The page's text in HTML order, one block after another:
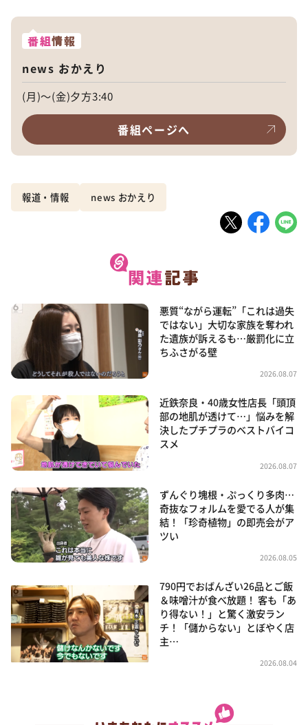
番組情報
news おかえり
(月)～(金)夕方3:40
番組ページへ
報道・情報 news おかえり
悪質“ながら運転”「これは過失
ではない」大切な家族を奪われ
た遺族が訴えるも…厳罰化に立
ちふさがる壁
2026.08.07
近鉄奈良・40歳女性店長「頭頂
部の地肌が透けて…」悩みを解
決したプチプラのベストバイコ
スメ
2026.08.07
ずんぐり塊根・ぷっくり多肉…
奇抜なフォルムを愛でる人が集
結！「珍奇植物」の即売会がア
ツい
2026.08.05
790円でおばんざい26品とご飯
＆味噌汁が食べ放題！ 客も「あ
り得ない！」と驚く激安ラン
チ！「儲からない」とぼやく店
主…
2026.08.04